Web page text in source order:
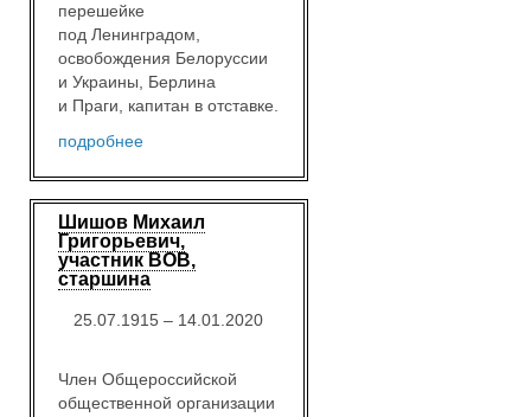
перешейке
под Ленинградом,
освобождения Белоруссии
и Украины, Берлина
и Праги, капитан в отставке.
подробнее
Шишов Михаил
Григорьевич,
участник ВОВ,
старшина
25.07.1915 – 14.01.2020
Член Общероссийской
общественной организации